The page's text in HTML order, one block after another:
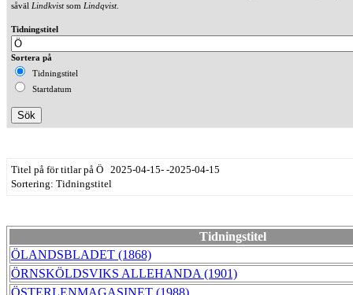
såväl Lindkvistsom Lindqvist.
Tidningstitel
Sortera på
Tidningstitel
Startdatum
Titel på för titlar på Ö 2025-04-15- -2025-04-15
Sortering: Tidningstitel
Tidningstitel
ÖLANDSBLADET (1868)
ÖRNSKÖLDSVIKS ALLEHANDA (1901)